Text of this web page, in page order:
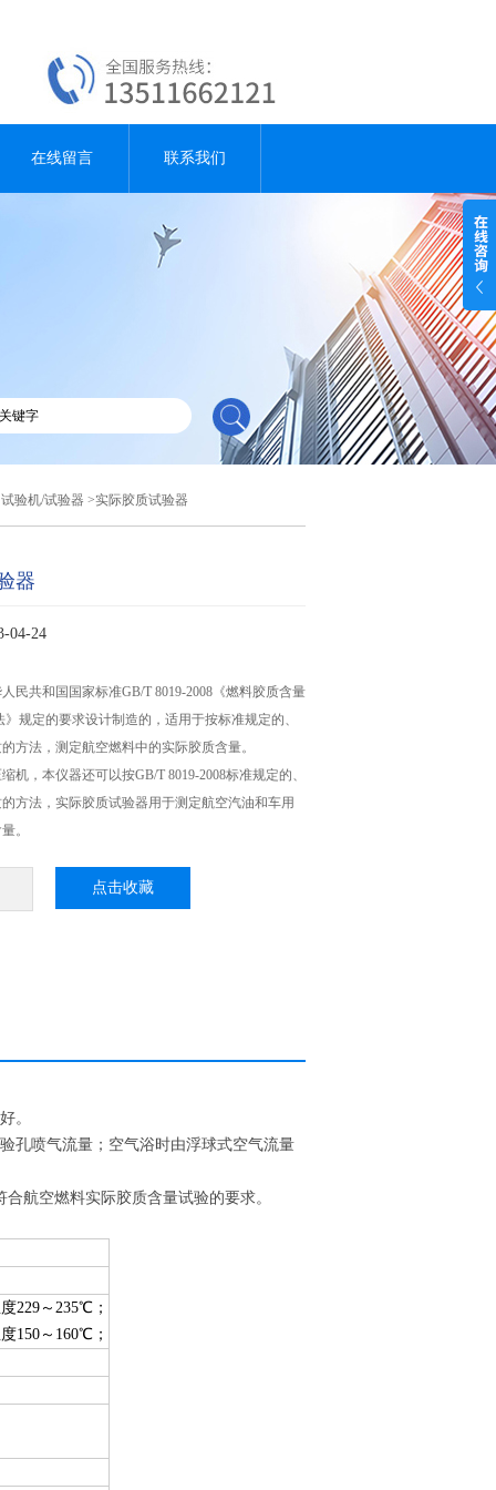
在线留言 联系我们
试验机/试验器 >实际胶质试验器
器
04-24
民共和国国家标准GB/T 8019-2008《燃料胶质含量
规定的要求设计制造的，适用于按标准规定的、
方法，测定航空燃料中的实际胶质含量。
机，本仪器还可以按GB/T 8019-2008标准规定的、
方法，实际胶质试验器用于测定航空汽油和车用
。
点击收藏
。
孔喷气流量；空气浴时由浮球式空气流量
航空燃料实际胶质含量试验的要求。
229～235℃；
150～160℃；